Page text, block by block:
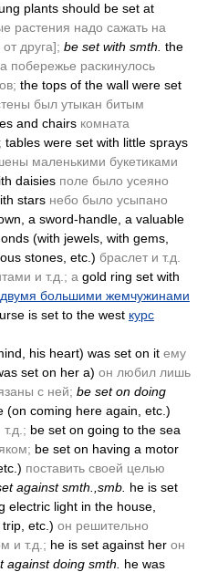
plants should be set at
растения надо сажать на
друга]; be set with smth. the
побережье раскинулось
the tops of the wall were set
был утыкан битым
and chairs комната
tables were set with little sprays
маленькими букетиками
daisies поле было усеяно
stars небо было усыпано
a sword-handle, a valuable
(with jewels, with gems,
stones, etc.) браслет и т.д.
и т.д.; а gold ring set with
двумя большими жемчужинами
is set to the west курс
his heart) was set on it ему
set on her a) он любил лишь
с ней; be set on doing
(on coming here again, etc.)
be set on going to the sea
be set on having a motor
поставить своей целью
against smth.,smb. he is set
electric light in the house,
etc.) он решительно
и т.д.; he is set against her он
against doing smth.
he was